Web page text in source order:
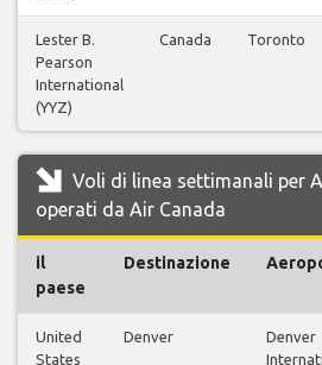
Lester B.
Pearson
International
(YYZ)
Canada Toronto
Voli di linea settimanali per
operati da Air Canada
il
paese
Destinazione
United
States
Denver
Denver